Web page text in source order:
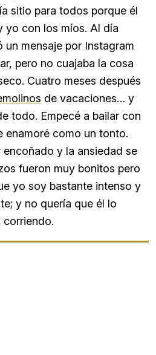
sitio para todos porque él
yo con los míos. Al día
un mensaje por Instagram
pero no cuajaba la cosa
Cuatro meses después
de vacaciones… y
todo. Empecé a bailar con
enamoré como un tonto.
y la ansiedad se
fueron muy bonitos pero
yo soy bastante intenso y
y no quería que él lo
corriendo.